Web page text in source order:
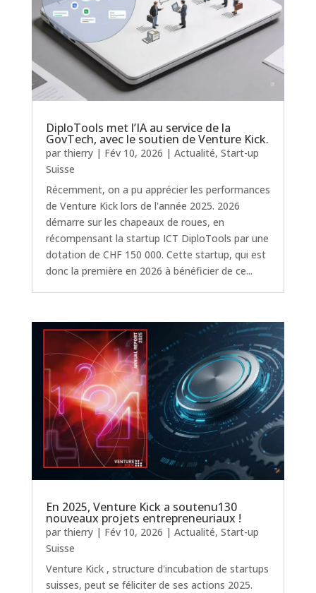
DiploTools met l’IA au service de la
GovTech, avec le soutien de Venture Kick.
par thierry| Fév 10, 2026 | Actualité, Start-up
Suisse
Récemment, on a pu apprécier les performances
de Venture Kick lors de l'année 2025. 2026
démarre sur les chapeaux de roues, en
récompensant la startup ICT DiploTools par une
dotation de CHF 150 000. Cette startup, qui est
donc la première en 2026 à bénéficier de ce...
En 2025, Venture Kick a soutenu130
nouveaux projets entrepreneuriaux !
par thierry| Fév 10, 2026 | Actualité, Start-up
Suisse
Venture Kick , structure d'incubation de startups
suisses, peut se féliciter de ses actions 2025.